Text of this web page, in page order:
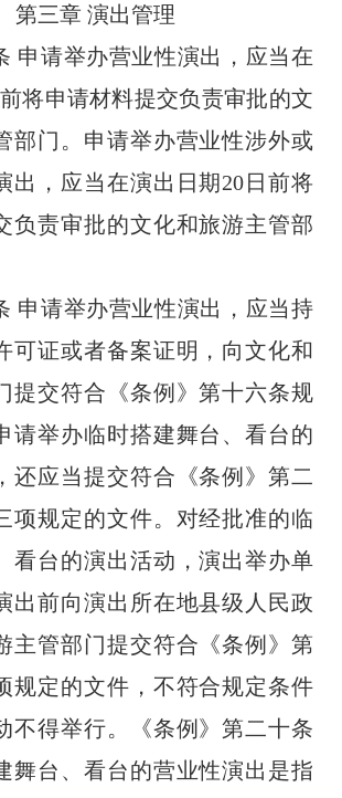
第三章 演出管理
申请举办营业性演出，应当在
将申请材料提交负责审批的文
部门。申请举办营业性涉外或
出，应当在演出日期20日前将
负责审批的文化和旅游主管部
申请举办营业性演出，应当持
可证或者备案证明，向文化和
提交符合《条例》第十六条规
请举办临时搭建舞台、看台的
还应当提交符合《条例》第二
项规定的文件。对经批准的临
看台的演出活动，演出举办单
出前向演出所在地县级人民政
主管部门提交符合《条例》第
规定的文件，不符合规定条件
不得举行。《条例》第二十条
舞台、看台的营业性演出是指